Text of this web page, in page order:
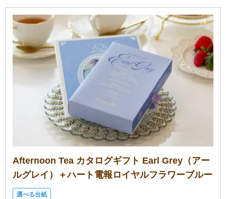
ガ
イ
ド
電
マ
ニ
ュ
ル・
Q&A
み
Afternoon Tea カタログギフト Earl Grey（アー
ルグレイ）＋ハート電報ロイヤルフラワーブルー
選べる台紙